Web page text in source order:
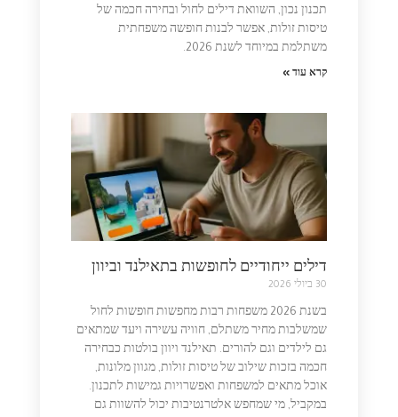
תכנון נכון, השוואת דילים לחול ובחירה חכמה של
טיסות זולות, אפשר לבנות חופשה משפחתית
משתלמת במיוחד לשנת 2026.
קרא עוד »
דילים ייחודיים לחופשות בתאילנד וביוון
30 ביולי 2026
בשנת 2026 משפחות רבות מחפשות חופשות לחול
שמשלבות מחיר משתלם, חוויה עשירה ויעד שמתאים
גם לילדים וגם להורים. תאילנד ויוון בולטות כבחירה
חכמה בזכות שילוב של טיסות זולות, מגוון מלונות,
אוכל מתאים למשפחות ואפשרויות גמישות לתכנון.
במקביל, מי שמחפש אלטרנטיבות יכול להשוות גם